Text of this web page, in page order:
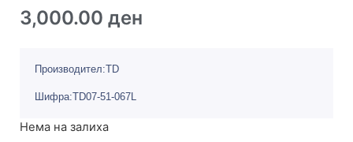
3,000.00 ден
Производител:TD
Шифра:TD07-51-067L
Нема на залиха